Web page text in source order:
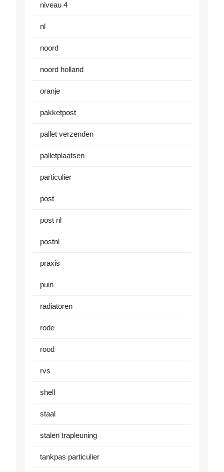
niveau 4
nl
noord
noord holland
oranje
pakketpost
pallet verzenden
palletplaatsen
particulier
post
post nl
postnl
praxis
puin
radiatoren
rode
rood
rvs
shell
staal
stalen trapleuning
tankpas particulier